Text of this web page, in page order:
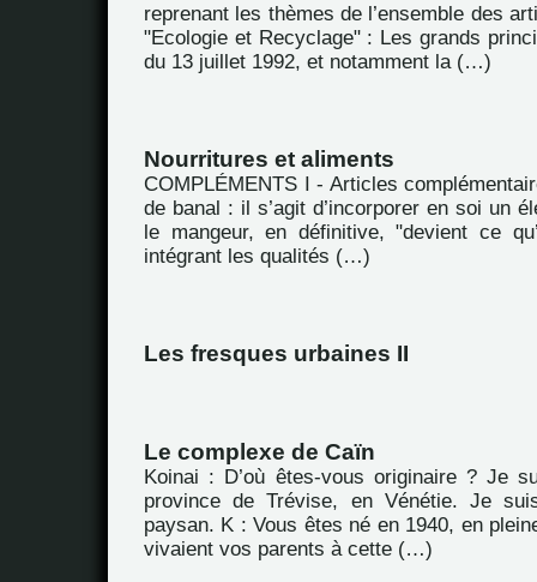
reprenant les thèmes de l’ensemble des
"Ecologie et Recyclage" : Les grands
du 13 juillet 1992, et notamment la (…)
Nourritures et aliments
COMPLÉMENTS I - Articles
de banal : il s’agit d’incorporer en soi un
le mangeur, en définitive, "devient ce
intégrant les qualités (…)
Les fresques urbaines II
Le complexe de Caïn
Koinai : D’où êtes-vous originaire ? Je
province de Trévise, en Vénétie. Je
paysan. K : Vous êtes né en 1940, en
vivaient vos parents à cette (…)